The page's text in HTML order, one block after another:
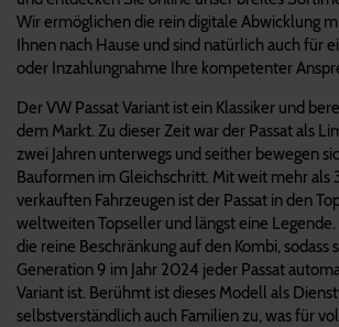
Wir ermöglichen die rein digitale Abwicklung
Ihnen nach Hause und sind natürlich auch für
oder Inzahlungnahme Ihre kompetenter
Der VW Passat Variant ist ein Klassiker und
dem Markt. Zu dieser Zeit war der Passat als
zwei Jahren unterwegs und seither bewegen
Bauformen im Gleichschritt. Mit weit mehr als
verkauften Fahrzeugen ist der Passat in den
weltweiten Topseller und längst eine Legende.
die reine Beschränkung auf den Kombi, sodass
Generation 9 im Jahr 2024 jeder Passat
Variant ist. Berühmt ist dieses Modell als
selbstverständlich auch Familien zu, was für